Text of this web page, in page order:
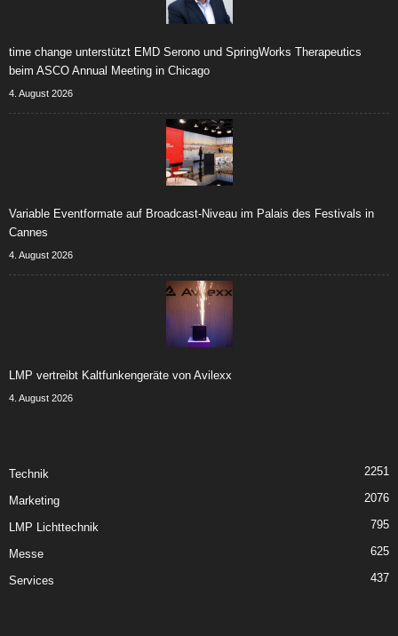
time change unterstützt EMD Serono und SpringWorks Therapeutics
beim ASCO Annual Meeting in Chicago
4. August 2026
Variable Eventformate auf Broadcast-Niveau im Palais des Festivals in
Cannes
4. August 2026
LMP vertreibt Kaltfunkengeräte von Avilexx
4. August 2026
Technik 2251
Marketing 2076
LMP Lichttechnik 795
Messe 625
Services 437